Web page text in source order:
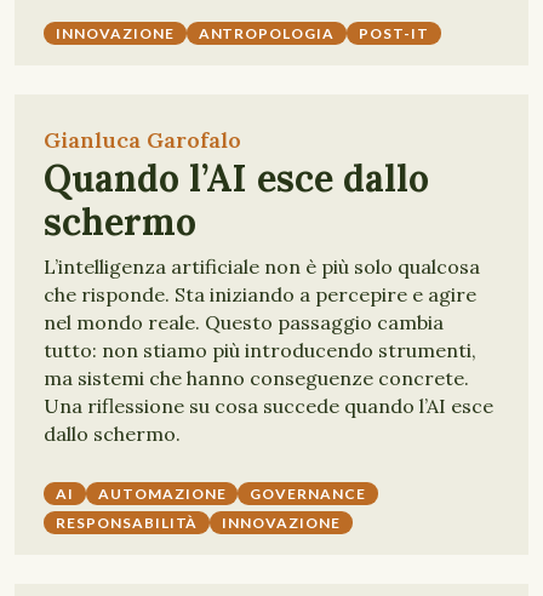
INNOVAZIONE ANTROPOLOGIA POST-IT
Gianluca Garofalo
Quando l’AI esce dallo
schermo
L’intelligenza artificiale non è più solo qualcosa
che risponde. Sta iniziando a percepire e agire
nel mondo reale. Questo passaggio cambia
tutto: non stiamo più introducendo strumenti,
ma sistemi che hanno conseguenze concrete.
Una riflessione su cosa succede quando l’AI esce
dallo schermo.
AI AUTOMAZIONE
GOVERNANCE
RESPONSABILITÀ
INNOVAZIONE